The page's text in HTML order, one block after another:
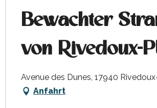
Bewachter
von Rivedoux-
Avenue des Dunes, 17940
Anfahrt